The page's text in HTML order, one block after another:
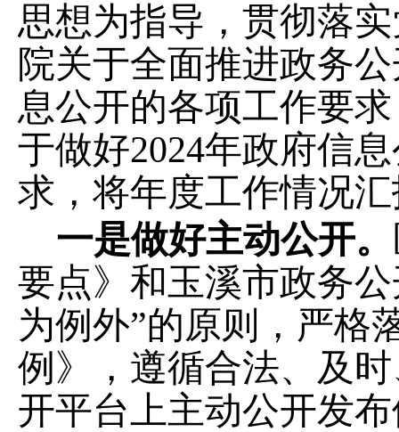
思想为指导，贯彻落
院关于全面推进政务
息公开的各项工作要求
于做好2024年政府信
求，将年度工作情况
一是做好主动公开。
要点》和玉溪市政务
为例外”的原则
，严格
例》，遵循合法、及
开平台上主动公开发